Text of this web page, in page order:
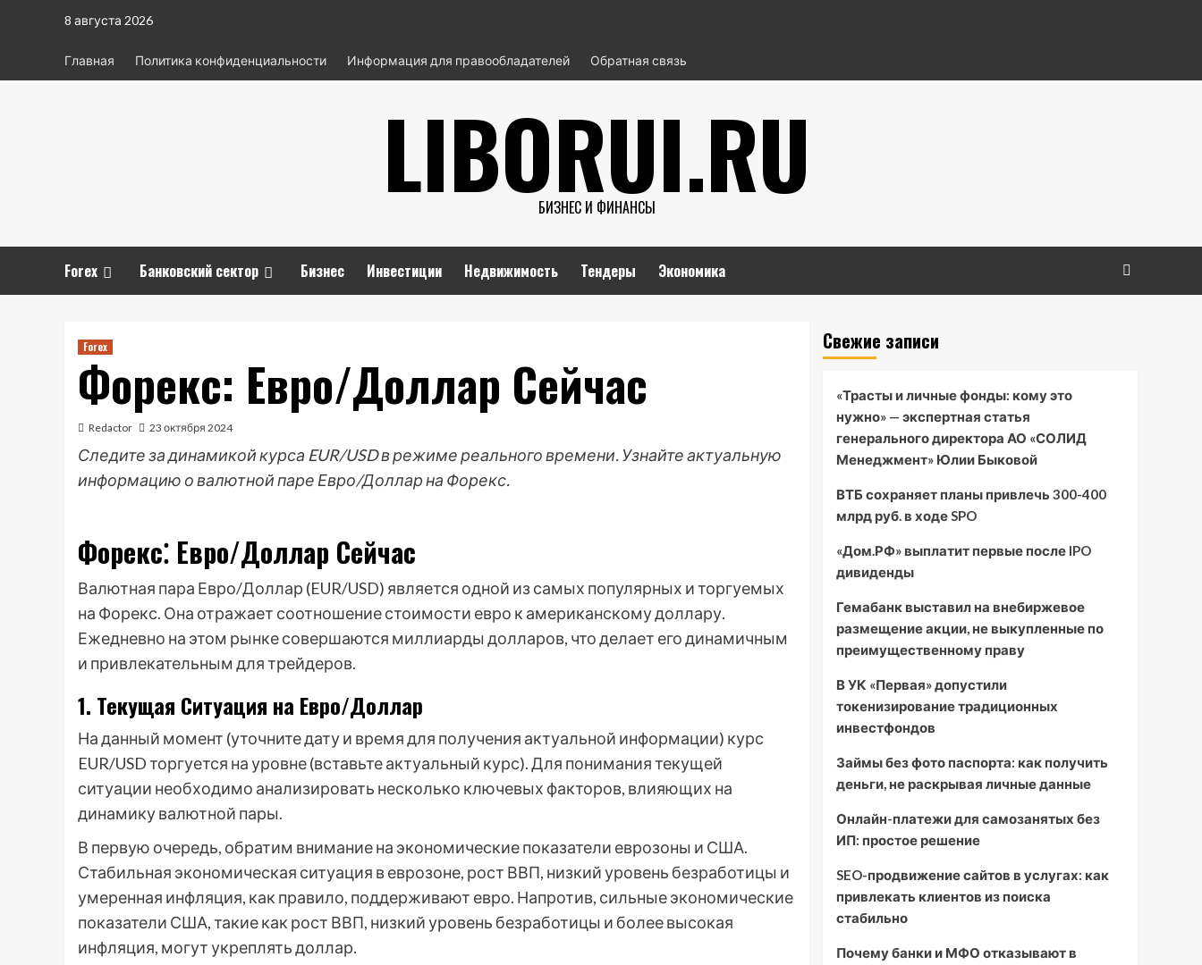
содержимому
8 августа 2026
Главная Политика конфиденциальности Информация для правообладателей Обратная связь
LIBORUI.RU
БИЗНЕС И ФИНАНСЫ
Forex Банковский сектор Бизнес Инвестиции Недвижимость Тендеры Экономика
Forex
Форекс: Евро/Доллар Сейчас
Redactor 23 октября 2024
Следите за динамикой курса EUR/USD в режиме реального времени. Узнайте актуальную
информацию о валютной паре Евро/Доллар на Форекс.
Форекс⁚ Евро/Доллар Сейчас
Валютная пара Евро/Доллар (EUR/USD) является одной из самых популярных и торгуемых
на Форекс. Она отражает соотношение стоимости евро к американскому доллару.
Ежедневно на этом рынке совершаются миллиарды долларов, что делает его динамичным
и привлекательным для трейдеров.
1. Текущая Ситуация на Евро/Доллар
На данный момент (уточните дату и время для получения актуальной информации) курс
EUR/USD торгуется на уровне (вставьте актуальный курс). Для понимания текущей
ситуации необходимо анализировать несколько ключевых факторов, влияющих на
динамику валютной пары.
В первую очередь, обратим внимание на экономические показатели еврозоны и США.
Стабильная экономическая ситуация в еврозоне, рост ВВП, низкий уровень безработицы и
умеренная инфляция, как правило, поддерживают евро. Напротив, сильные экономические
показатели США, такие как рост ВВП, низкий уровень безработицы и более высокая
инфляция, могут укреплять доллар.
Свежие записи
«Трасты и личные фонды: кому это
нужно» — экспертная статья
генерального директора АО «СОЛИД
Менеджмент» Юлии Быковой
ВТБ сохраняет планы привлечь 300-400
млрд руб. в ходе SPO
«Дом.РФ» выплатит первые после IPO
дивиденды
Гемабанк выставил на внебиржевое
размещение акции, не выкупленные по
преимущественному праву
В УК «Первая» допустили
токенизирование традиционных
инвестфондов
Займы без фото паспорта: как получить
деньги, не раскрывая личные данные
Онлайн-платежи для самозанятых без
ИП: простое решение
SEO-продвижение сайтов в услугах: как
привлекать клиентов из поиска
стабильно
Почему банки и МФО отказывают в